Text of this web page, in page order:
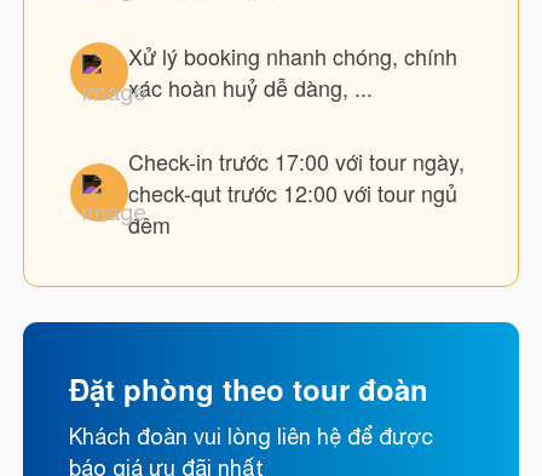
Xử lý booking nhanh chóng, chính
xác hoàn huỷ dễ dàng, ...
Check-in trước 17:00 với tour ngày,
check-qut trước 12:00 với tour ngủ
đêm
Đặt phòng theo tour đoàn
Khách đoàn vui lòng liên hệ để được
báo giá ưu đãi nhất